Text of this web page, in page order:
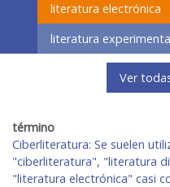
literatura electrónica
literatura
Ver
término
Ciberliteratura: Se suelen
"ciberliteratura", "literatura
"literatura electrónica" casi